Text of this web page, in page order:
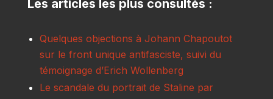
Les articles les plus consultés :
Quelques objections à Johann Chapoutot
sur le front unique antifasciste, suivi du
témoignage d’Erich Wollenberg
Le scandale du portrait de Staline par